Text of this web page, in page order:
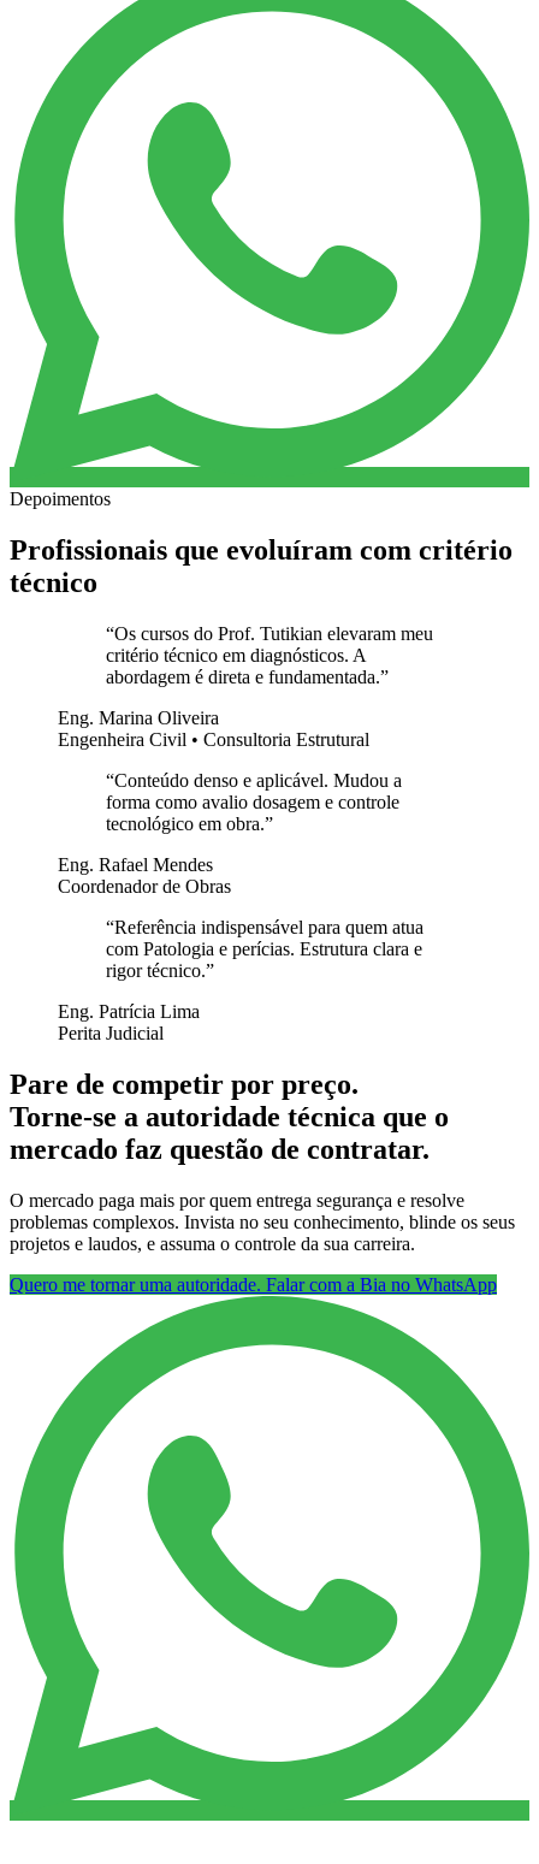
Depoimentos
Profissionais que evoluíram com critério
técnico
“Os cursos do Prof. Tutikian elevaram meu
critério técnico em diagnósticos. A
abordagem é direta e fundamentada.”
Eng. Marina Oliveira
Engenheira Civil • Consultoria Estrutural
“Conteúdo denso e aplicável. Mudou a
forma como avalio dosagem e controle
tecnológico em obra.”
Eng. Rafael Mendes
Coordenador de Obras
“Referência indispensável para quem atua
com Patologia e perícias. Estrutura clara e
rigor técnico.”
Eng. Patrícia Lima
Perita Judicial
Pare de competir por preço.
Torne-se a autoridade técnica que o
mercado faz questão de contratar.
O mercado paga mais por quem entrega segurança e resolve
problemas complexos. Invista no seu conhecimento, blinde os seus
projetos e laudos, e assuma o controle da sua carreira.
Quero me tornar uma autoridade. Falar com a Bia no WhatsApp